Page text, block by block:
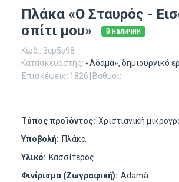
Πλάκα «Ο Σταυρός -
σπίτι μου»
В наличии
Κωδ.: 3cp5s98
Κατασκευαστής: «Αδαμά», δημιουργικό
Επισκέψεις: 1826 Βαθμοί:
Τύπος προϊόντος: Χριστιανική
Υποβολή: Πλάκα
Υλικό: Κασσίτερος
Φινίρισμα (Ζωγραφική): Adamà